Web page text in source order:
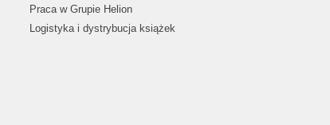
Praca w Grupie Helion
Logistyka i dystrybucja książek